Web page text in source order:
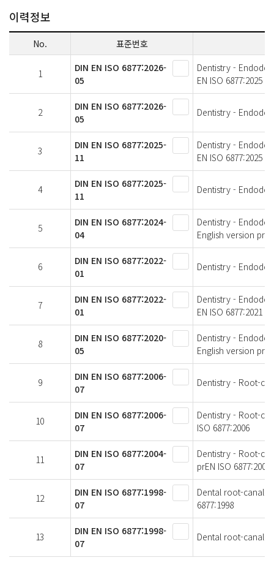
이력정보
No. 표준번호
1
DIN EN ISO 6877:2026-
05
Dentistry -
EN ISO 6877:2025
2
DIN EN ISO 6877:2026-
05
Dentistry -
3
DIN EN ISO 6877:2025-
11
Dentistry -
EN ISO 6877:2025
4
DIN EN ISO 6877:2025-
11
Dentistry -
5
DIN EN ISO 6877:2024-
04
Dentistry -
English version
6
DIN EN ISO 6877:2022-
01
Dentistry -
7
DIN EN ISO 6877:2022-
01
Dentistry -
EN ISO 6877:2021
8
DIN EN ISO 6877:2020-
05
Dentistry -
English version
9
DIN EN ISO 6877:2006-
07
Dentistry - Root-
10
DIN EN ISO 6877:2006-
07
Dentistry - Root-
ISO 6877:2006
11
DIN EN ISO 6877:2004-
07
Dentistry - Root-
prEN ISO 6877:2004
12
DIN EN ISO 6877:1998-
07
Dental root-canal
6877:1998
13
DIN EN ISO 6877:1998-
07
Dental root-canal